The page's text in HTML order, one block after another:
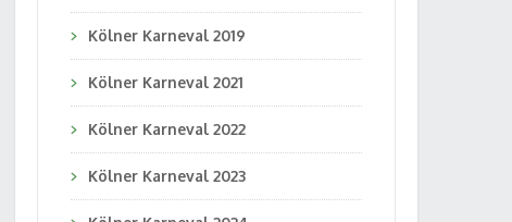
Kölner Karneval 2019
Kölner Karneval 2021
Kölner Karneval 2022
Kölner Karneval 2023